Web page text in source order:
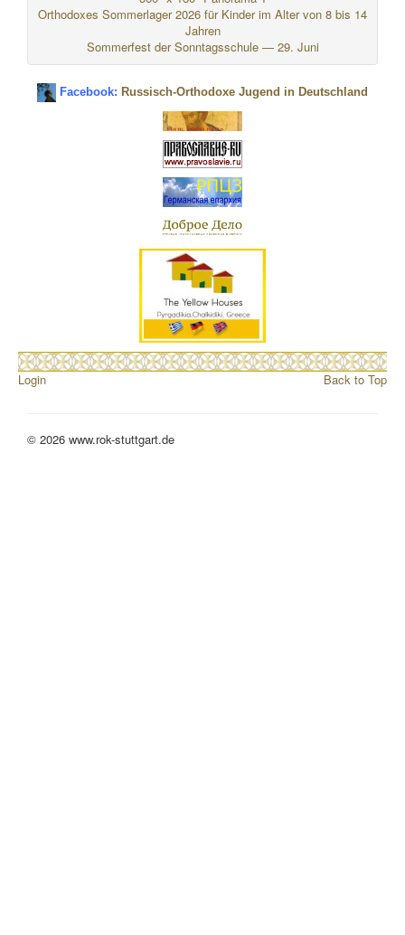
Orthodoxes Sommerlager 2026 für Kinder im Alter von 8 bis 14
Jahren
Sommerfest der Sonntagsschule — 29. Juni
Facebook: Russisch-Orthodoxe Jugend in Deutschland
Login Back to Top
© 2026 www.rok-stuttgart.de